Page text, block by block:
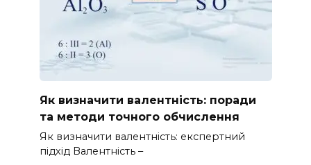
Як визначити валентність: поради
та методи точного обчислення
Як визначити валентність: експертний
підхід Валентність –